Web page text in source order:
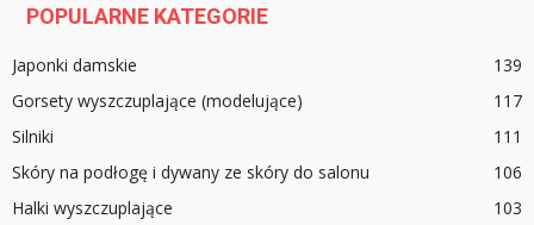
POPULARNE KATEGORIE
Japonki damskie
139
Gorsety wyszczuplające (modelujące)
117
Silniki
111
Skóry na podłogę i dywany ze skóry do salonu
106
Halki wyszczuplające
103